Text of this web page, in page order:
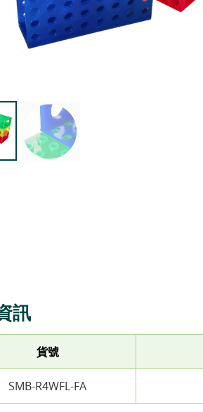
訊
貨號
SMB-R4WFL-FA